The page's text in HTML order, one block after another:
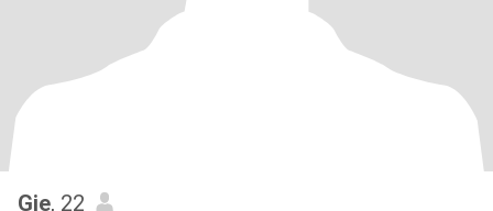
Gie, 22